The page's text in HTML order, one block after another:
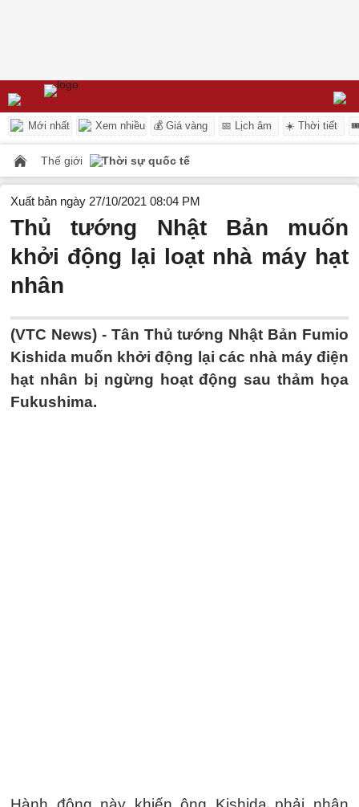
Mới nhất Xem nhiều 💰 Giá vàng 📅 Lịch âm ☀️ Thời tiết
Thế giới Thời sự quốc tế
Xuất bản ngày 27/10/2021 08:04 PM
Thủ tướng Nhật Bản muốn
khởi động lại loạt nhà máy hạt
nhân
(VTC News) - Tân Thủ tướng Nhật Bản Fumio
Kishida muốn khởi động lại các nhà máy điện
hạt nhân bị ngừng hoạt động sau thảm họa
Fukushima.